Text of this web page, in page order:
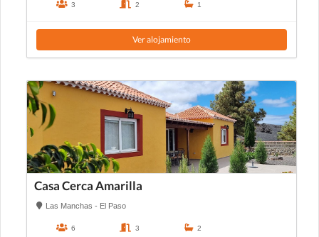
3 2 1
Ver alojamiento
Casa Cerca Amarilla
Las Manchas - El Paso
6 3 2